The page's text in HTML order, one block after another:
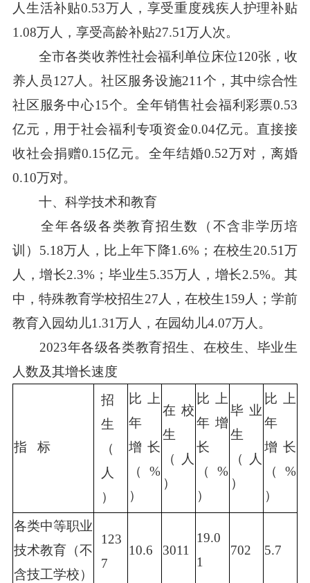
人生活补贴0.53万人，享受重度残疾人护理补贴
1.08万人，享受高龄补贴27.51万人次。
全市各类收养性社会福利单位床位120张，收
养人员127人。社区服务设施211个，其中综合性
社区服务中心15个。全年销售社会福利彩票0.53
亿元，用于社会福利专项资金0.04亿元。直接接
收社会捐赠0.15亿元。全年结婚0.52万对，离婚
0.10万对。
十、科学技术和教育
全年各级各类教育招生数（不含非学历培
训）5.18万人，比上年下降1.6%；在校生20.51万
人，增长2.3%；毕业生5.35万人，增长2.5%。其
中，特殊教育学校招生27人，在校生159人；学前
教育入园幼儿1.31万人，在园幼儿4.07万人。
2023年各级各类教育招生、在校生、毕业生
人数及其增长速度
指   标
招
生
（
人
）
比上
年
增长
（%
）
在校
生
（人
）
比上
年增
长
（%
）
毕业
生
（人
）
比上
年
增长
（%
）
各类中等职业
技术教育（不
含技工学校）
123
7
10.6 3011
19.0
1
702 5.7